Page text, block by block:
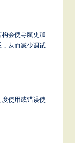
会使导航更加
从而减少调试
使用或错误使